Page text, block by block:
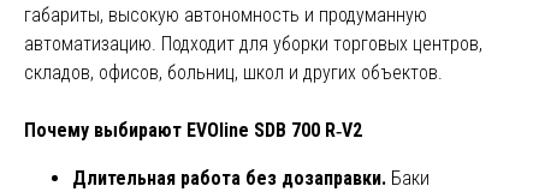
габариты, высокую автономность и продуманную
автоматизацию. Подходит для уборки торговых центров,
складов, офисов, больниц, школ и других объектов.
Почему выбирают EVOline SDB 700 R‑V2
Длительная работа без дозаправки. Баки